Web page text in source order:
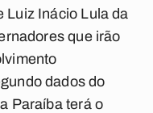
Luiz Inácio Lula da
que irão
dados do
Paraíba terá o